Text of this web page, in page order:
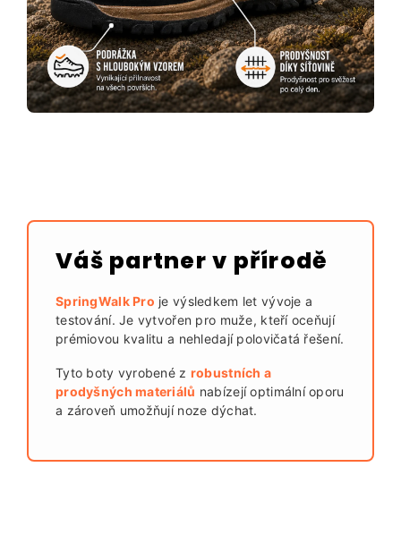
Váš partner v přírodě
SpringWalk Pro je výsledkem let vývoje a
testování. Je vytvořen pro muže, kteří oceňují
prémiovou kvalitu a nehledají polovičatá řešení.
Tyto boty vyrobené z robustních a
prodyšných materiálů nabízejí optimální oporu
a zároveň umožňují noze dýchat.